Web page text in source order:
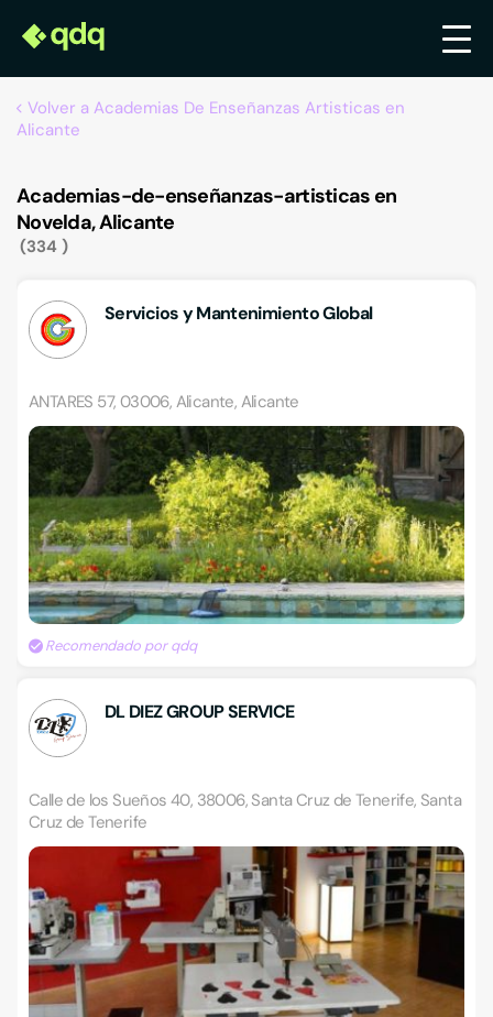
Volver a Academias De Enseñanzas Artisticas en
Alicante
Academias-de-enseñanzas-artisticas en
Novelda, Alicante
334
Servicios y Mantenimiento Global
ANTARES 57, 03006, Alicante, Alicante
Recomendado por qdq
DL DIEZ GROUP SERVICE
Calle de los Sueños 40, 38006, Santa Cruz de Tenerife, Santa
Cruz de Tenerife